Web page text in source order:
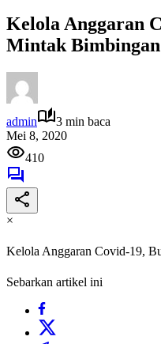
Kelola Anggaran
Mintak
admin
3 min baca
Mei 8, 2020
410
×
Kelola Anggaran Covid-19,
Sebarkan artikel ini